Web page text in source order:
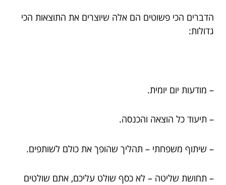
הדברים הכי פשוטים הם אלה שיוצרים את התוצאות הכי
גדולות:
– מודעות יום יומית.
– תיעוד כל הוצאה והכנסה.
– שיתוף משפחתי – תהליך שהופך את כולם לשותפים.
– תחושת שליטה – לא כסף שולט עליכם, אתם שולטים